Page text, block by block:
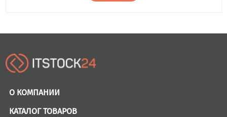
О КОМПАНИИ
КАТАЛОГ ТОВАРОВ